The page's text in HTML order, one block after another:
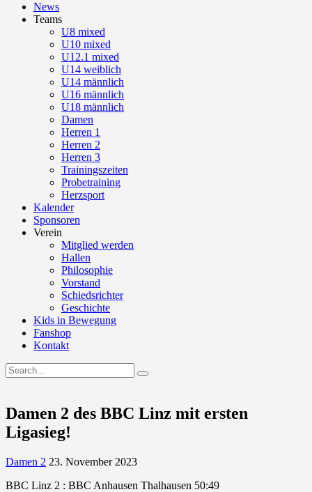
News
Teams
U8 mixed
U10 mixed
U12.1 mixed
U14 weiblich
U14 männlich
U16 männlich
U18 männlich
Damen
Herren 1
Herren 2
Herren 3
Trainingszeiten
Probetraining
Herzsport
Kalender
Sponsoren
Verein
Mitglied werden
Hallen
Philosophie
Vorstand
Schiedsrichter
Geschichte
Kids in Bewegung
Fanshop
Kontakt
Damen 2 des BBC Linz mit ersten
Ligasieg!
Damen 2 23. November 2023
BBC Linz 2 : BBC Anhausen Thalhausen 50:49